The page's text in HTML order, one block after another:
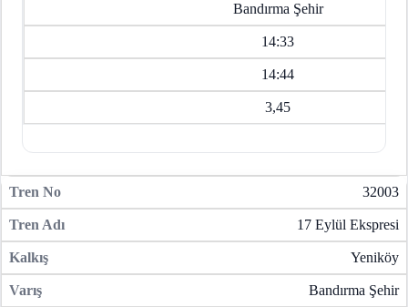
Bandırma Şehir
14:33
14:44
3,45
32003
17 Eylül Ekspresi
Yeniköy
Bandırma Şehir